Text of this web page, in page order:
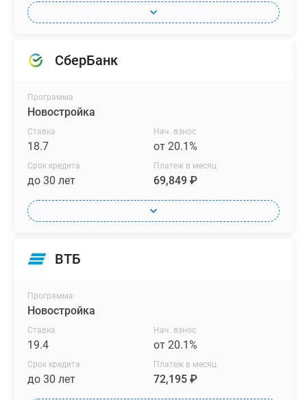
СберБанк
Программа
Новостройка
Ставка
18.7
Нач. взнос
от 20.1%
Срок кредита
до 30 лет
Платеж в месяц
69,849 ₽
ВТБ
Программа
Новостройка
Ставка
19.4
Нач. взнос
от 20.1%
Срок кредита
до 30 лет
Платеж в месяц
72,195 ₽